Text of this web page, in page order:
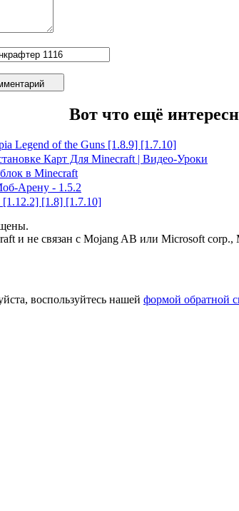
Вот что ещё
Legend of the Guns [1.8.9] [1.7.10]
Карт Для Minecraft | Видео-Уроки
в Minecraft
Арену - 1.5.2
[1.8] [1.7.10]
и не связан с Mojang AB или Microsoft
воспользуйтесь нашей формой обратной